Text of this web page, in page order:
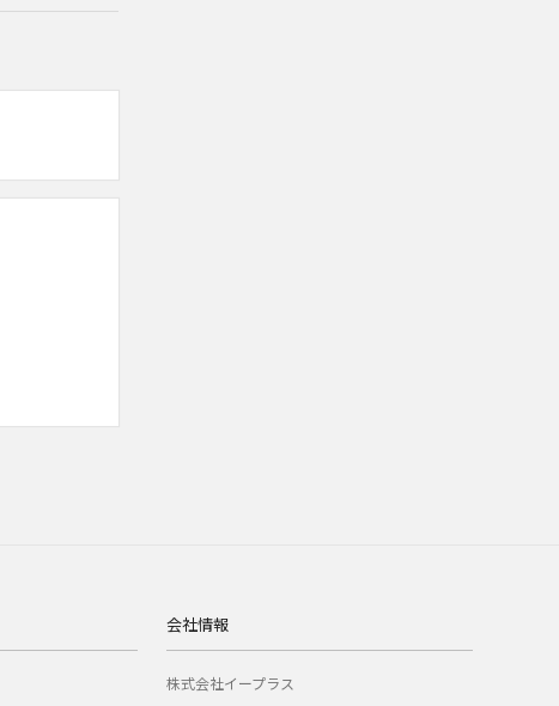
会社情報
株式会社イープラス